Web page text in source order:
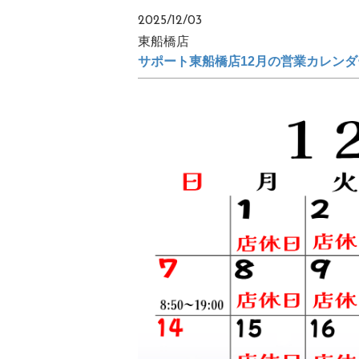
2025/12/03
東船橋店
サポート東船橋店12月の営業カレン